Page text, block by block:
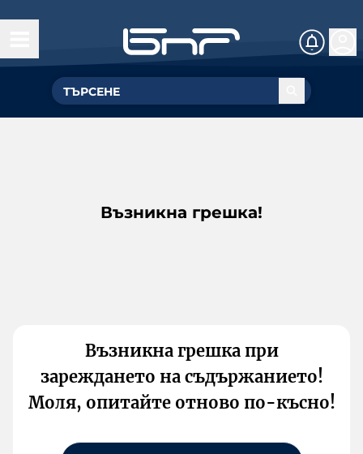
Възникна грешка!
Възникна грешка при
зареждането на съдържанието!
Моля, опитайте отново по-късно!